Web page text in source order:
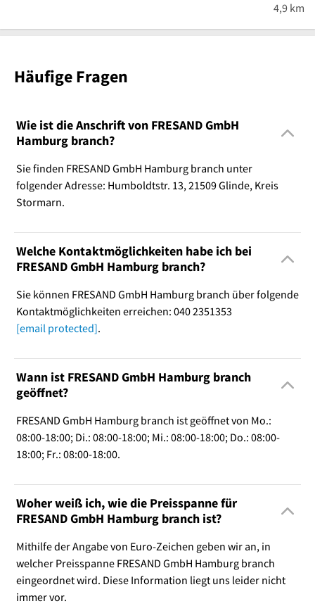
4,9 km
Häufige Fragen
Wie ist die Anschrift von FRESAND GmbH
Hamburg branch?
Sie finden FRESAND GmbH Hamburg branch unter
folgender Adresse: Humboldtstr. 13, 21509 Glinde, Kreis
Stormarn.
Welche Kontaktmöglichkeiten habe ich bei
FRESAND GmbH Hamburg branch?
Sie können FRESAND GmbH Hamburg branch über folgende
Kontaktmöglichkeiten erreichen: 040 2351353
[email protected].
Wann ist FRESAND GmbH Hamburg branch
geöffnet?
FRESAND GmbH Hamburg branch ist geöffnet von Mo.:
08:00-18:00; Di.: 08:00-18:00; Mi.: 08:00-18:00; Do.: 08:00-
18:00; Fr.: 08:00-18:00.
Woher weiß ich, wie die Preisspanne für
FRESAND GmbH Hamburg branch ist?
Mithilfe der Angabe von Euro-Zeichen geben wir an, in
welcher Preisspanne FRESAND GmbH Hamburg branch
eingeordnet wird. Diese Information liegt uns leider nicht
immer vor.